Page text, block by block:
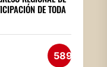
DE TODA
589